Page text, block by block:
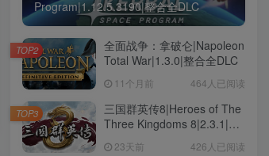
Program|1.12.5.3190|整合全DLC
全面战争：拿破仑|Napoleon
Total War|1.3.0|整合全DLC
11个月前 464人已阅读
TOP2
三国群英传8|Heroes of The
Three Kingdoms 8|2.3.1|整
23天前 426人已阅读
TOP3